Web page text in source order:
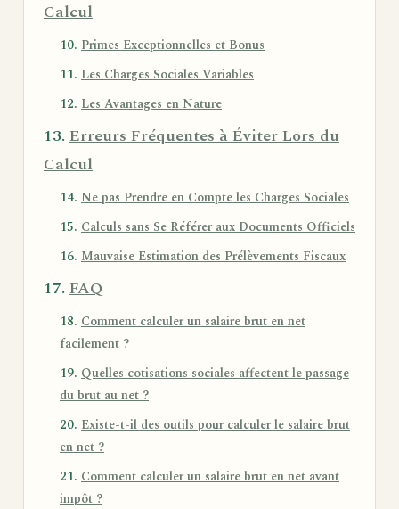
Calcul
Primes Exceptionnelles et Bonus
Les Charges Sociales Variables
Les Avantages en Nature
Erreurs Fréquentes à Éviter Lors du
Calcul
Ne pas Prendre en Compte les Charges Sociales
Calculs sans Se Référer aux Documents Officiels
Mauvaise Estimation des Prélèvements Fiscaux
FAQ
Comment calculer un salaire brut en net
facilement ?
Quelles cotisations sociales affectent le passage
du brut au net ?
Existe-t-il des outils pour calculer le salaire brut
en net ?
Comment calculer un salaire brut en net avant
impôt ?